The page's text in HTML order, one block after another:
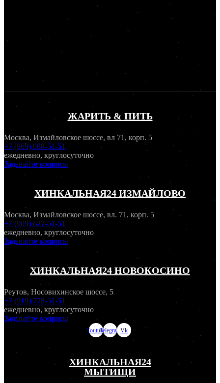
ЖАРИТЬ & ПИТЬ
Москва, Измайловское шоссе, вл 71, корп. 5
+7 (969) 088-51-51
ежедневно, круглосуточно
Задавайте вопросы
ХИНКАЛЬНАЯ24 ИЗМАЙЛОВО
Москва, Измайловское шоссе, вл. 71, корп. 5
+7 (909) 627-51-51
ежедневно, круглосуточно
Задавайте вопросы
ХИНКАЛЬНАЯ24 НОВОКОСИНО
Реутов, Носовихинское шоссе, 5
+7 (919) 778-51-51
ежедневно, круглосуточно
Задавайте вопросы
YoutubeTelegramVk
ХИНКАЛЬНАЯ24
МЫТИЩИ